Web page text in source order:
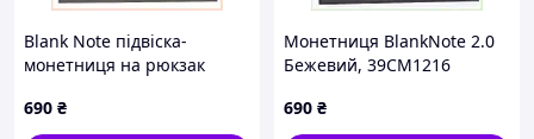
Blank Note підвіска-
монетниця на рюкзак
690 ₴
Монетниця BlankNote 2.0
Бежевий, 39CM1216
690 ₴